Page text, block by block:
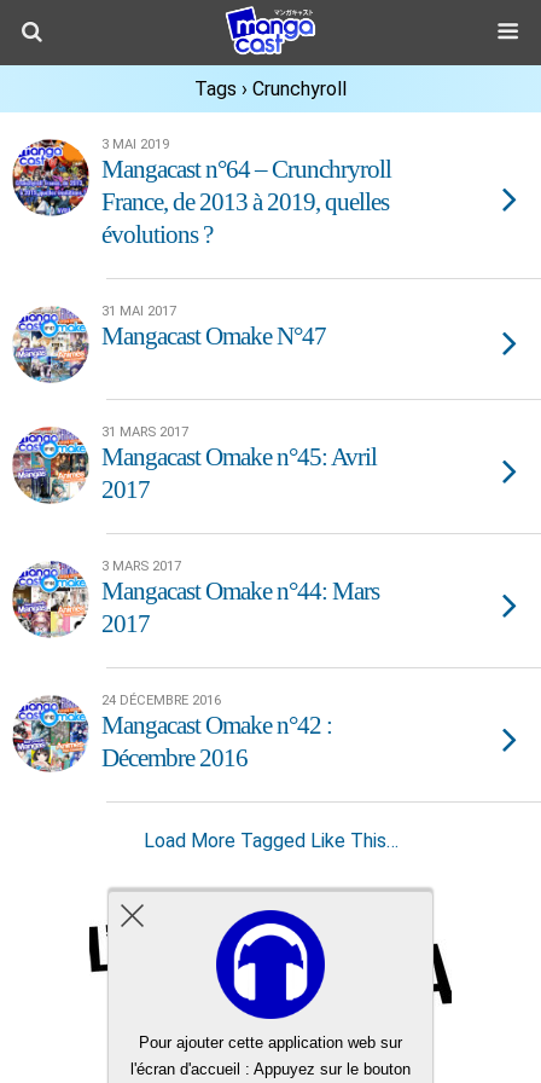
Tags › Crunchyroll
3 MAI 2019
Mangacast n°64 – Crunchryroll
France, de 2013 à 2019, quelles
évolutions ?
31 MAI 2017
Mangacast Omake N°47
31 MARS 2017
Mangacast Omake n°45: Avril
2017
3 MARS 2017
Mangacast Omake n°44: Mars
2017
24 DÉCEMBRE 2016
Mangacast Omake n°42 :
Décembre 2016
Load More Tagged Like This…